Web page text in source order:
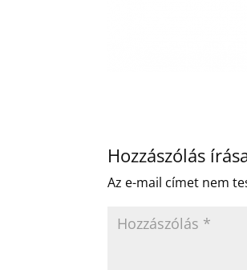
Hozzászólás
Az e-mail címet nem